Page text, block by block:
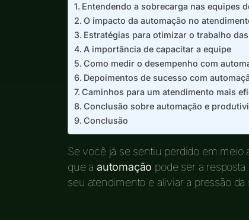
Entendendo a sobrecarga nas equipes
O impacto da automação no
Estratégias para otimizar o trabalho
A importância de capacitar a equipe
Como medir o desempenho com
Depoimentos de sucesso com
Caminhos para um atendimento mais
Conclusão sobre automação e
Conclusão
Se você já se sentiu perdido em meio
que a automação pode ser a
seu atendimento e aliviar a pressão da